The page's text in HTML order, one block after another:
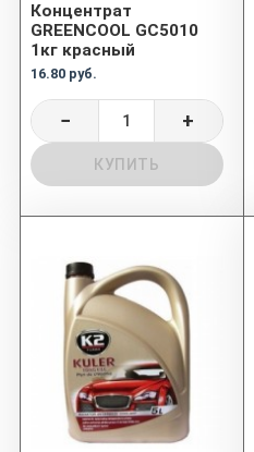
Концентрат
GREENCOOL GC5010
1кг красный
16.80 руб.
− +
КУПИТЬ